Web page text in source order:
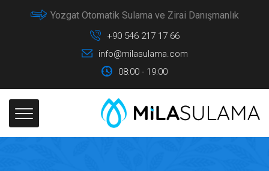
Yozgat Otomatik Sulama ve Zirai Danışmanlık
+90 546 217 17 66
info@milasulama.com
08:00 - 19:00